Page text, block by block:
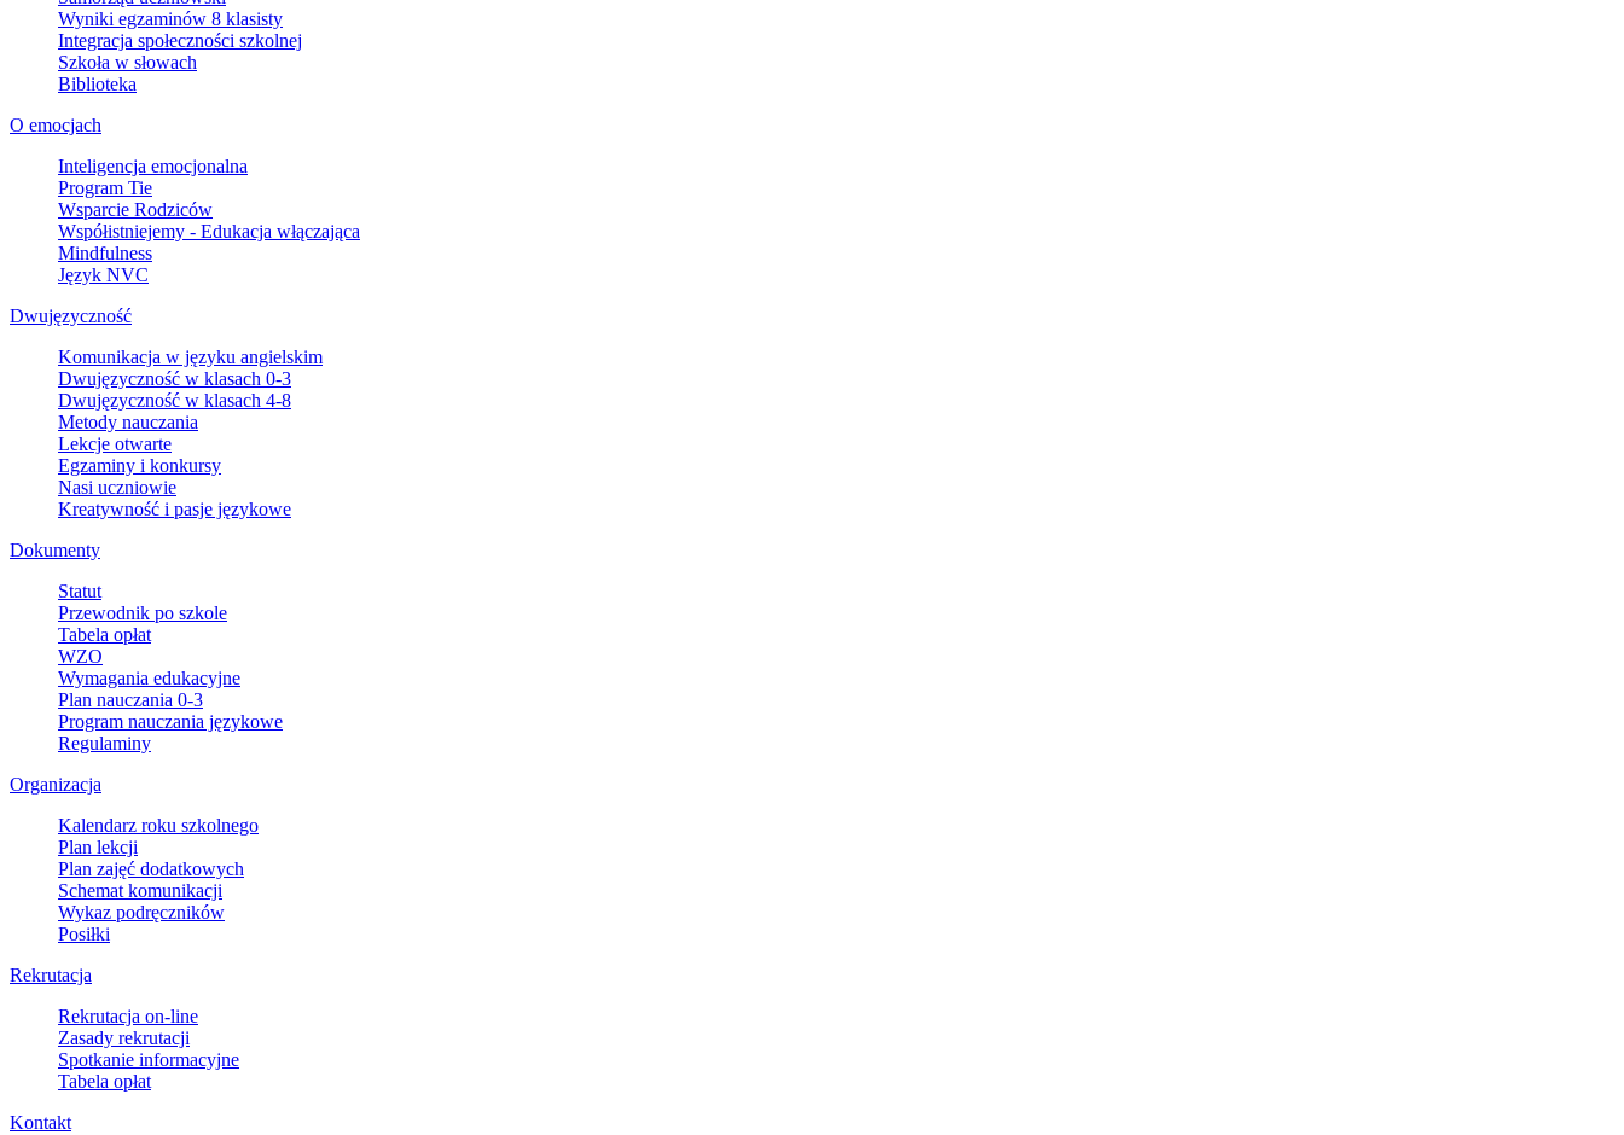
Wyniki egzaminów 8 klasisty
Integracja społeczności szkolnej
Szkoła w słowach
Biblioteka
O emocjach
Inteligencja emocjonalna
Program Tie
Wsparcie Rodziców
Współistniejemy - Edukacja włączająca
Mindfulness
Język NVC
Dwujęzyczność
Komunikacja w języku angielskim
Dwujęzyczność w klasach 0-3
Dwujęzyczność w klasach 4-8
Metody nauczania
Lekcje otwarte
Egzaminy i konkursy
Nasi uczniowie
Kreatywność i pasje językowe
Dokumenty
Statut
Przewodnik po szkole
Tabela opłat
WZO
Wymagania edukacyjne
Plan nauczania 0-3
Program nauczania językowe
Regulaminy
Organizacja
Kalendarz roku szkolnego
Plan lekcji
Plan zajęć dodatkowych
Schemat komunikacji
Wykaz podręczników
Posiłki
Rekrutacja
Rekrutacja on-line
Zasady rekrutacji
Spotkanie informacyjne
Tabela opłat
Kontakt